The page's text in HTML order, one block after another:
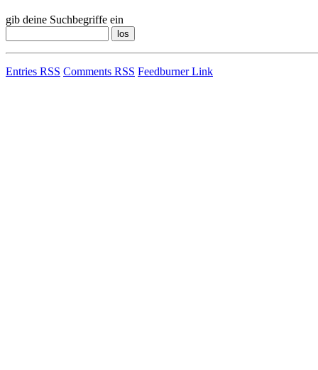
gib deine Suchbegriffe ein
Entries RSS Comments RSS Feedburner Link